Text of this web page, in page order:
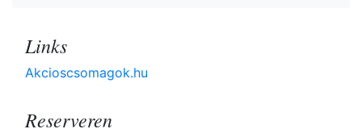
Links
Akcioscsomagok.hu
Reserveren